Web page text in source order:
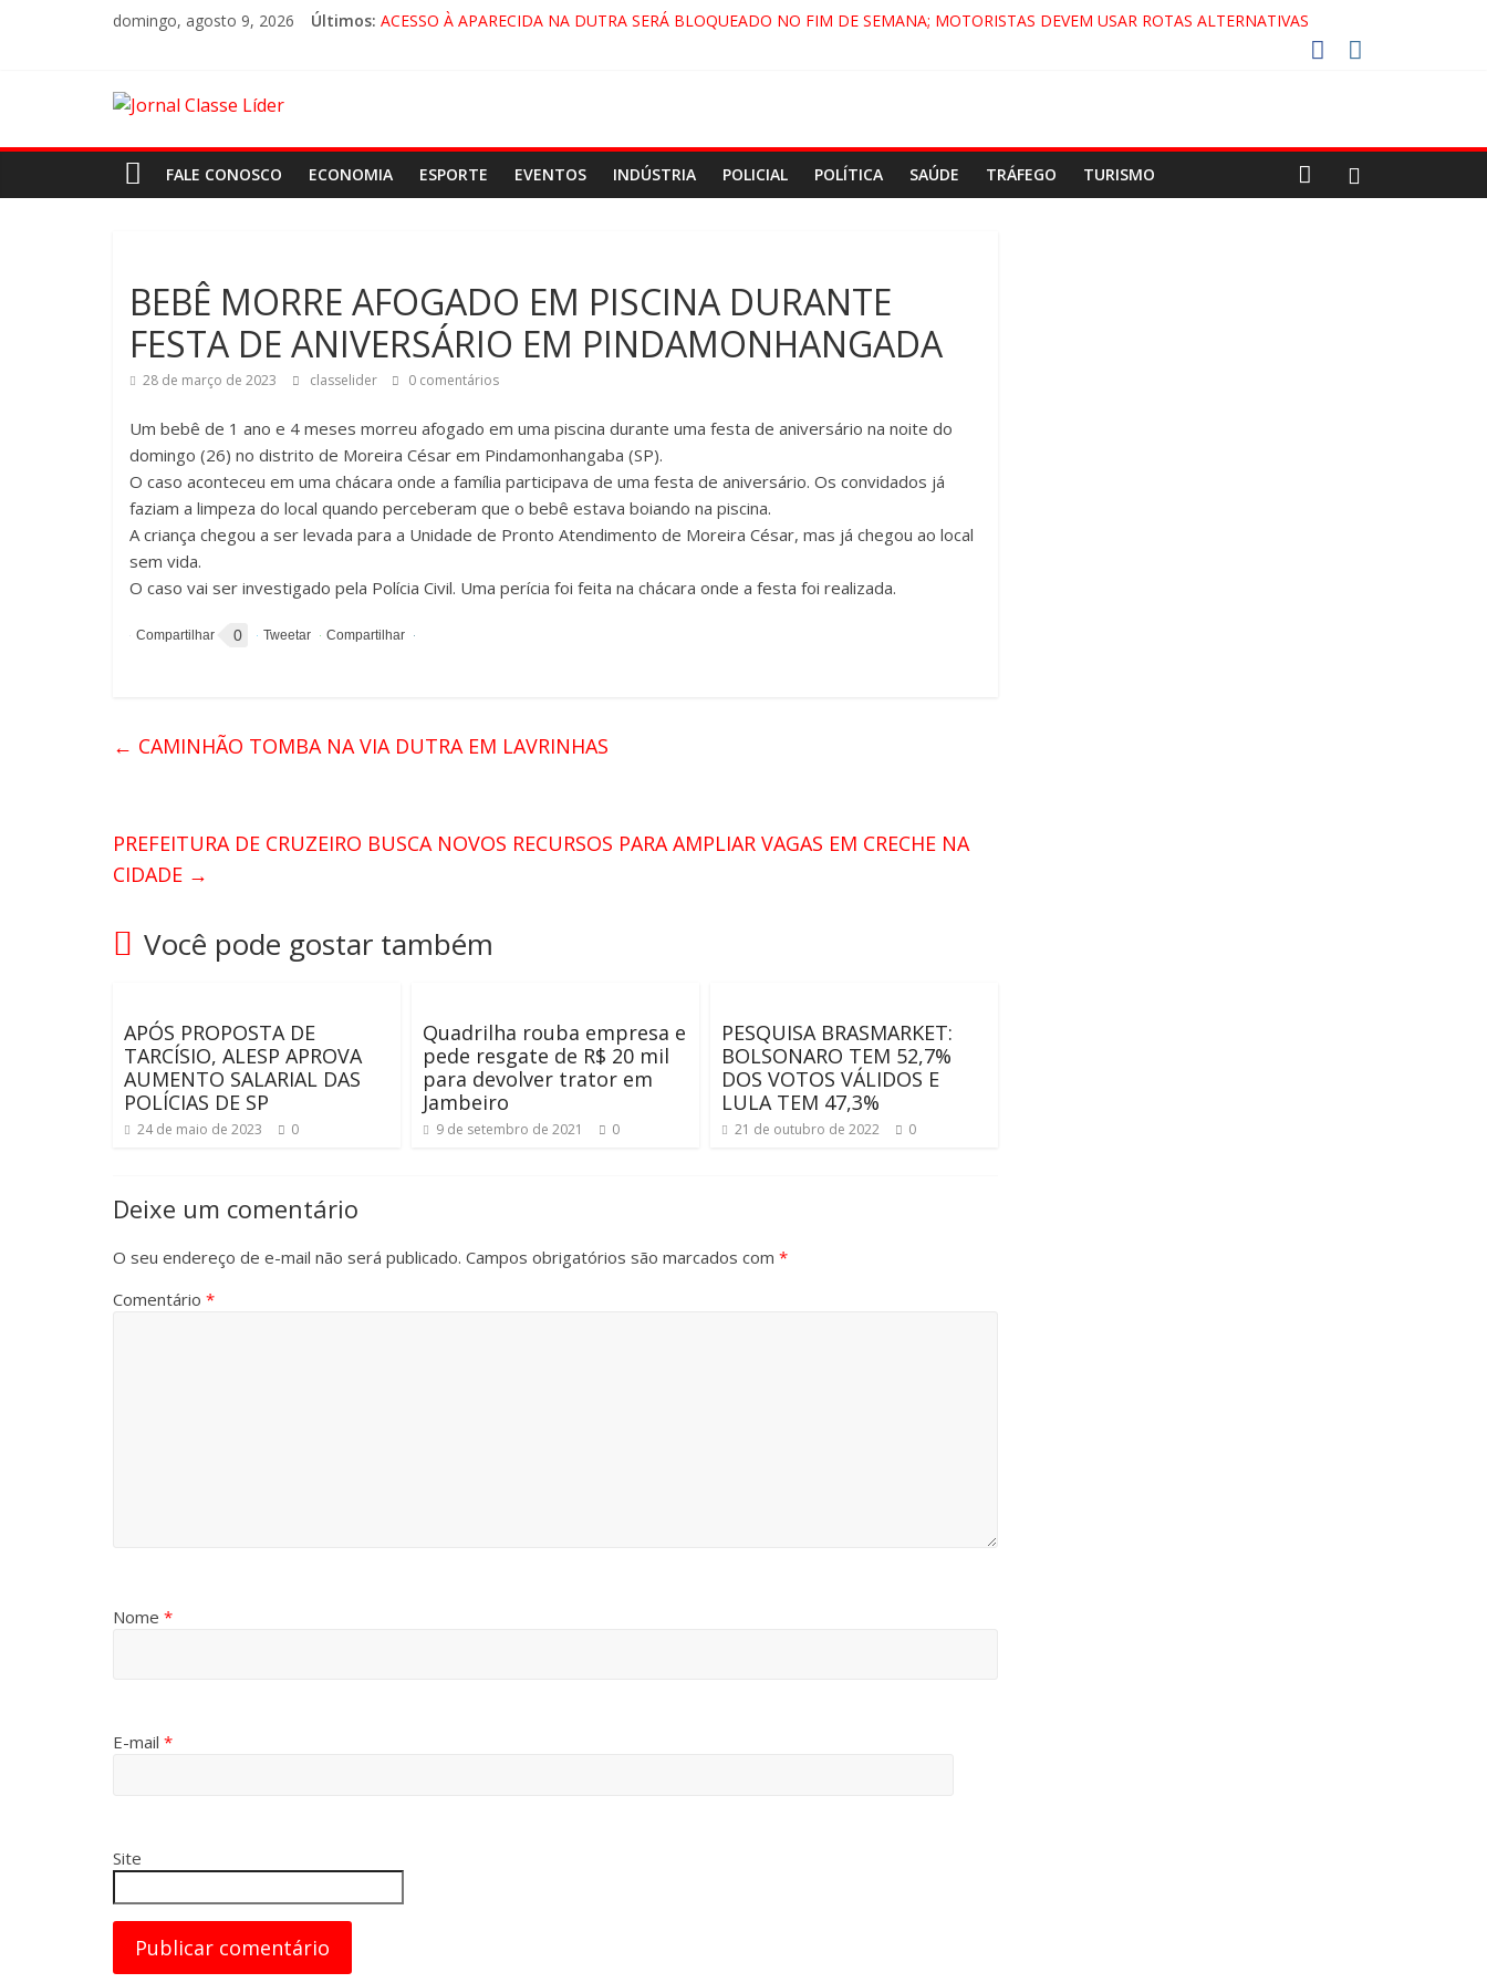
domingo, agosto 9, 2026 Últimos: ACESSO À APARECIDA NA DUTRA SERÁ BLOQUEADO NO FIM DE SEMANA; MOTORISTAS DEVEM USAR ROTAS ALTERNATIVAS
FALE CONOSCO ECONOMIA ESPORTE EVENTOS INDÚSTRIA POLICIAL POLÍTICA SAÚDE TRÁFEGO TURISMO
BEBÊ MORRE AFOGADO EM PISCINA DURANTE
FESTA DE ANIVERSÁRIO EM PINDAMONHANGADA
28 de março de 2023 classelider 0 comentários
Um bebê de 1 ano e 4 meses morreu afogado em uma piscina durante uma festa de aniversário na noite do
domingo (26) no distrito de Moreira César em Pindamonhangaba (SP).
O caso aconteceu em uma chácara onde a família participava de uma festa de aniversário. Os convidados já
faziam a limpeza do local quando perceberam que o bebê estava boiando na piscina.
A criança chegou a ser levada para a Unidade de Pronto Atendimento de Moreira César, mas já chegou ao local
sem vida.
O caso vai ser investigado pela Polícia Civil. Uma perícia foi feita na chácara onde a festa foi realizada.
0
← CAMINHÃO TOMBA NA VIA DUTRA EM LAVRINHAS
PREFEITURA DE CRUZEIRO BUSCA NOVOS RECURSOS PARA AMPLIAR VAGAS EM CRECHE NA
CIDADE →
Você pode gostar também
APÓS PROPOSTA DE
TARCÍSIO, ALESP APROVA
AUMENTO SALARIAL DAS
POLÍCIAS DE SP
24 de maio de 2023 0
Quadrilha rouba empresa e
pede resgate de R$ 20 mil
para devolver trator em
Jambeiro
9 de setembro de 2021 0
PESQUISA BRASMARKET:
BOLSONARO TEM 52,7%
DOS VOTOS VÁLIDOS E
LULA TEM 47,3%
21 de outubro de 2022 0
Deixe um comentário
O seu endereço de e-mail não será publicado. Campos obrigatórios são marcados com *
Comentário *
Nome *
E-mail *
Site